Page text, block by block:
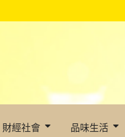
財經社會 品味生活